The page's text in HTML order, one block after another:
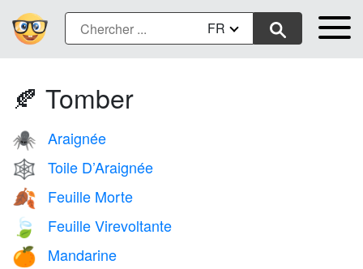
FR
🍂 Tomber
🕷️ Araignée
🕸️ Toile D’Araignée
🍂 Feuille Morte
🍃 Feuille Virevoltante
🍊 Mandarine